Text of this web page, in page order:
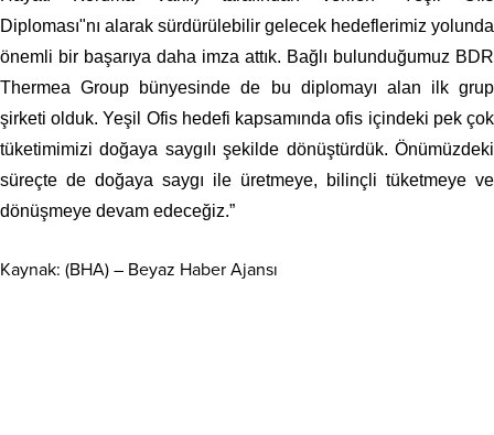
Diploması"nı alarak sürdürülebilir gelecek hedeflerimiz yolunda
önemli bir başarıya daha imza attık. Bağlı bulunduğumuz BDR
Thermea Group bünyesinde de bu diplomayı alan ilk grup
şirketi olduk. Yeşil Ofis hedefi kapsamında ofis içindeki pek çok
tüketimimizi doğaya saygılı şekilde dönüştürdük. Önümüzdeki
süreçte de doğaya saygı ile üretmeye, bilinçli tüketmeye ve
dönüşmeye devam edeceğiz.”
Kaynak: (BHA) – Beyaz Haber Ajansı